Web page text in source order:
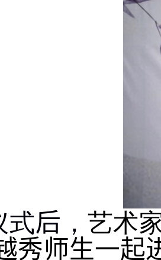
式后 ， 艺术
秀师生一起